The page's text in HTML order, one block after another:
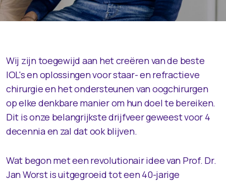
Wij zijn toegewijd aan het creëren van de beste
IOL's en oplossingen voor staar- en refractieve
chirurgie en het ondersteunen van oogchirurgen
op elke denkbare manier om hun doel te bereiken.
Dit is onze belangrijkste drijfveer geweest voor 4
decennia en zal dat ook blijven.
Wat begon met een revolutionair idee van Prof. Dr.
Jan Worst is uitgegroeid tot een 40-jarige